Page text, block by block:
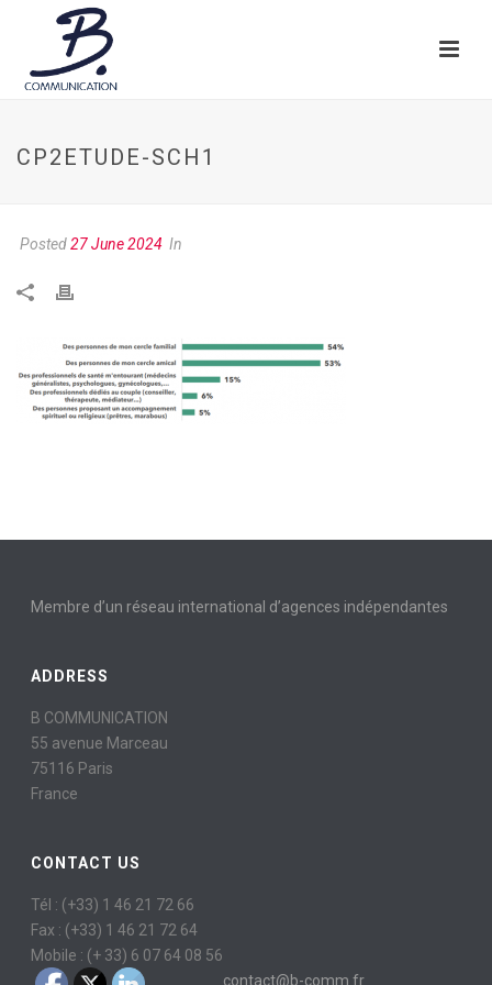
CP2ETUDE-SCH1
Posted27 June 2024 In
Membre d’un réseau international d’agences indépendantes
ADDRESS
B COMMUNICATION
55 avenue Marceau
75116 Paris
France
CONTACT US
Tél : (+33) 1 46 21 72 66
Fax : (+33) 1 46 21 72 64
Mobile : (+ 33) 6 07 64 08 56
contact@b-comm.fr